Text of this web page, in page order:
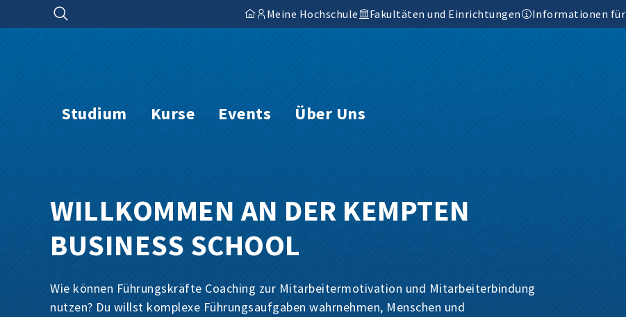
Inhalt
Meine Hochschule Fakultäten und Einrichtungen Informationen für
Studium Kurse Events Über Uns
WILLKOMMEN AN DER KEMPTEN
BUSINESS SCHOOL
Wie können Führungskräfte Coaching zur Mitarbeitermotivation und Mitarbeiterbindung
nutzen? Du willst komplexe Führungsaufgaben wahrnehmen, Menschen und